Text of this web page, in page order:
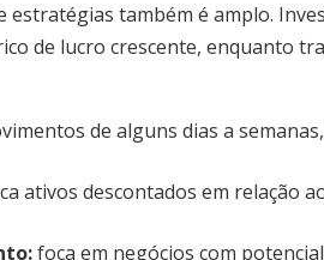
estratégias também é amplo.
de lucro crescente, enquanto
de alguns dias a
ativos descontados em relação
foca em negócios com